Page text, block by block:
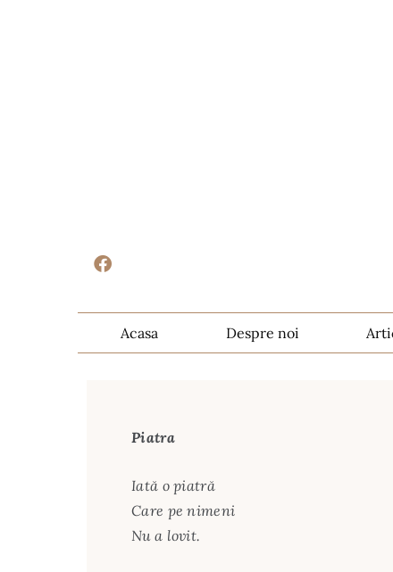
Acasa Despre noi
Piatra
Iată o piatră
Care pe nimeni
Nu a lovit.